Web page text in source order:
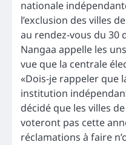
nationale
l’exclusion des villes
au rendez-vous du 30
Nangaa appelle les
vue que la centrale
«Dois-je rappeler que
institution
décidé que les villes
voteront pas cette
réclamations à faire